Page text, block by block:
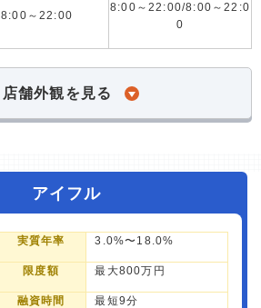
8:00～22:00
8:00～22:00/8:00～22:0
0
店舗外観を見る
アイフル
実質年率 3.0%〜18.0%
限度額 最大800万円
融資時間 最短9分